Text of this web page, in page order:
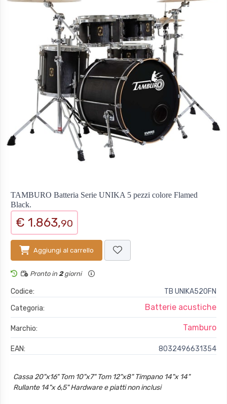
TAMBURO Batteria Serie UNIKA 5 pezzi colore Flamed
Black.
€ 1.863,90
Aggiungi al carrello
Pronto in 2giorni
Codice:
TB UNIKA520FN
Categoria:
Batterie acustiche
Marchio: Tamburo
EAN: 8032496631354
Cassa 20"x16" Tom 10"x7" Tom 12"x8" Timpano 14"x 14"
Rullante 14"x 6,5" Hardware e piatti non inclusi